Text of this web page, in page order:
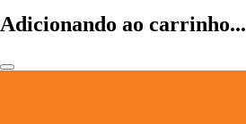
Adicionando ao carrinho...